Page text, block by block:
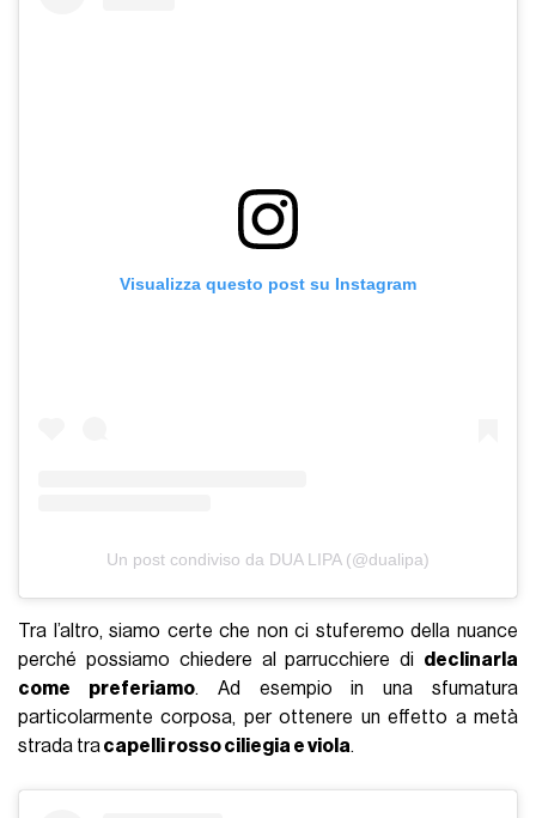
Visualizza questo post su Instagram
Un post condiviso da DUA LIPA (@dualipa)
Tra l’altro, siamo certe che non ci stuferemo della nuance
perché possiamo chiedere al parrucchiere di declinarla
come preferiamo. Ad esempio in una sfumatura
particolarmente corposa, per ottenere un effetto a metà
strada tracapelli rosso ciliegia e viola.